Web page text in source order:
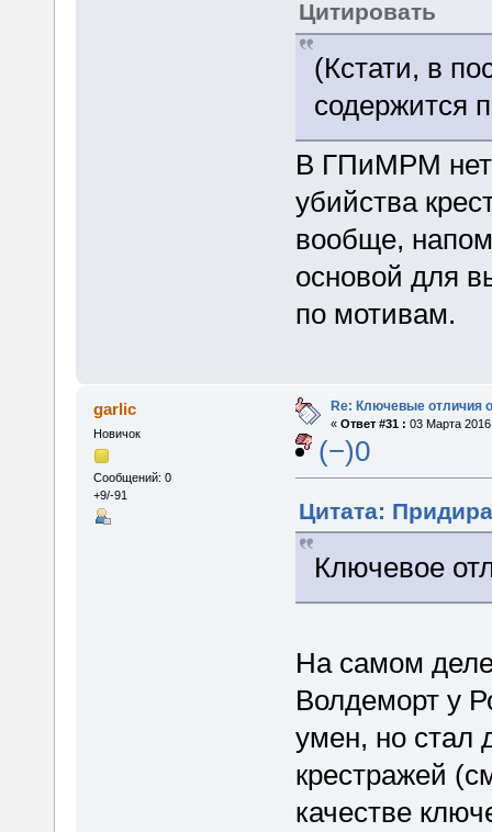
Цитировать
(Кстати, в
содержится
В ГПиМРМ нет
убийства
вообще,
основой для
по мотивам.
garlic
Новичок
Сообщений: 0
+9/-91
Re: Ключевые отличия
« Ответ #31 : 03 Марта
(−)0
Цитата:
Ключевое
На самом
Волдеморт у
умен, но стал
крестражей
качестве